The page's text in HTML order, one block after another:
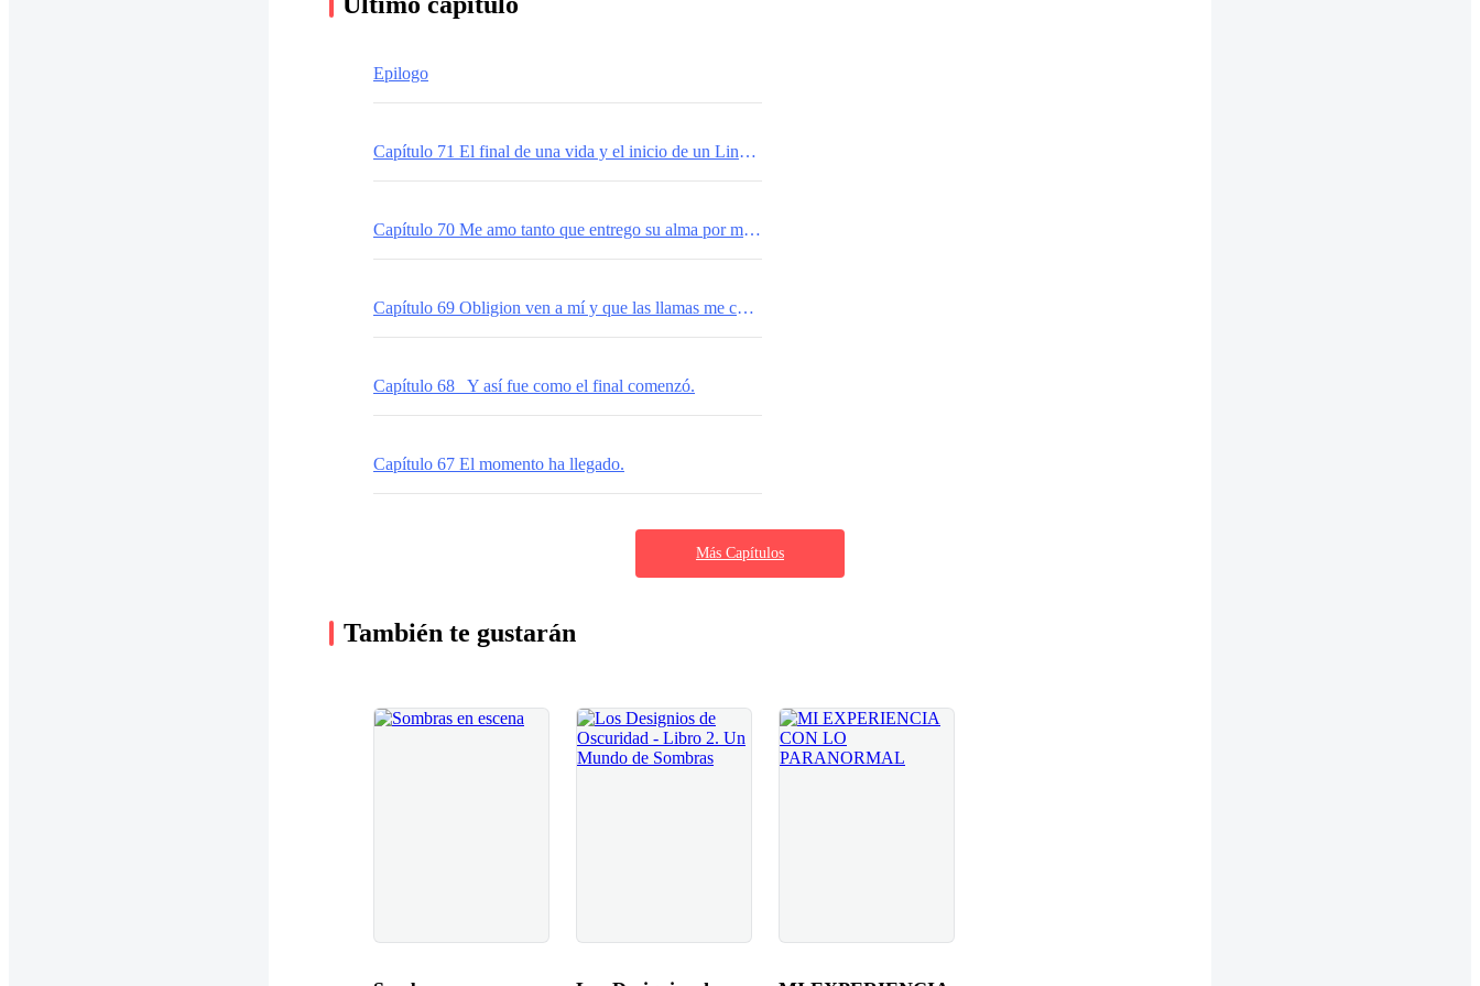
Epilogo
Capítulo 71 El final de una vida y el inicio de un Linaje un futuro por delante.
Capítulo 70 Me amo tanto que entrego su alma por mi felicidad.
Capítulo 69 Obligion ven a mí y que las llamas me consumar.
Capítulo 68 Y así fue como el final comenzó.
Capítulo 67 El momento ha llegado.
Más Capítulos
También te gustarán